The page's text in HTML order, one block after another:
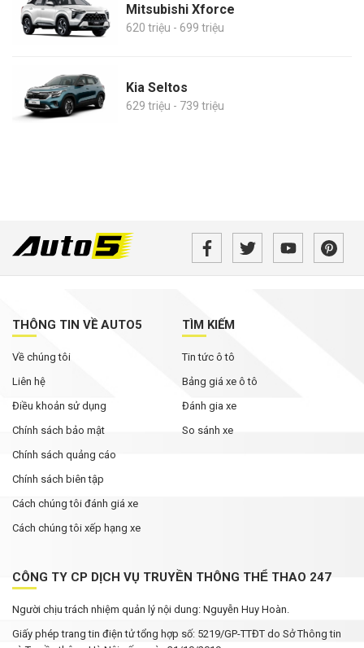
Mitsubishi Xforce
620 triệu - 699 triệu
Kia Seltos
629 triệu - 739 triệu
THÔNG TIN VỀ AUTO5
Về chúng tôi
Liên hệ
Điều khoản sử dụng
Chính sách bảo mật
Chính sách quảng cáo
Chính sách biên tập
Cách chúng tôi đánh giá xe
Cách chúng tôi xếp hạng xe
TÌM KIẾM
Tin tức ô tô
Bảng giá xe ô tô
Đánh gia xe
So sánh xe
CÔNG TY CP DỊCH VỤ TRUYỀN THÔNG THỂ THAO 247
Người chịu trách nhiệm quản lý nội dung: Nguyễn Huy Hoàn.
Giấy phép trang tin điện tử tổng hợp số: 5219/GP-TTĐT do Sở Thông tin